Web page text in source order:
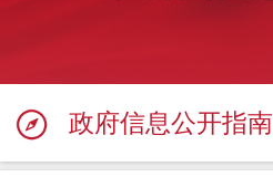
政府信息公开指南